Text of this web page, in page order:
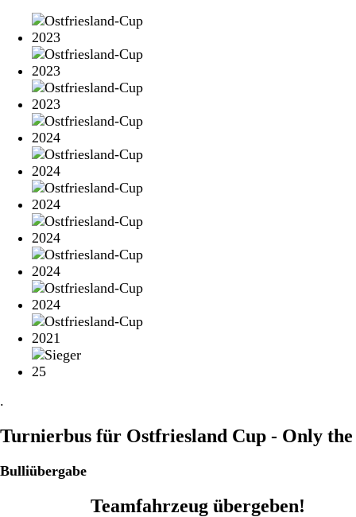
.
Turnierbus für Ostfriesland Cup - Only the
Bulliübergabe
Teamfahrzeug übergeben!